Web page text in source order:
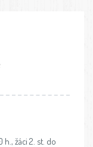
h., žáci 2. st. do